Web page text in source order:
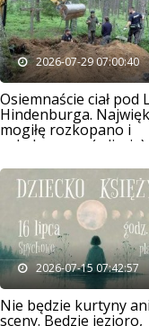
2026-07-29 07:00:40
Osiemnaście ciał pod
Hindenburga.
mogiłę rozkopano i
splądrowano (zdjęcia)
2026-07-15 07:42:57
Nie będzie kurtyny ani
sceny. Będzie jezioro,